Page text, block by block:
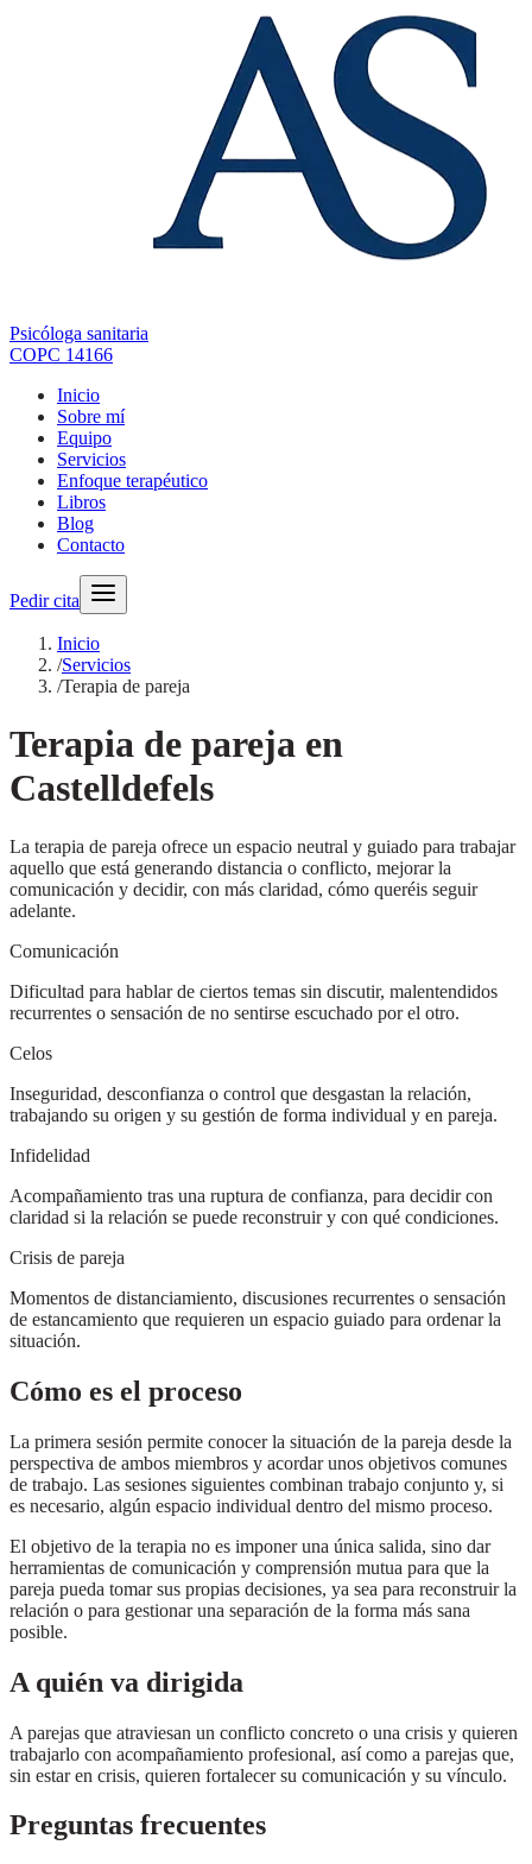
Psicóloga sanitaria
COPC 14166
Inicio
Sobre mí
Equipo
Servicios
Enfoque terapéutico
Libros
Blog
Contacto
Pedir cita
Inicio
/Servicios
/Terapia de pareja
Terapia de pareja en
Castelldefels
La terapia de pareja ofrece un espacio neutral y guiado para trabajar
aquello que está generando distancia o conflicto, mejorar la
comunicación y decidir, con más claridad, cómo queréis seguir
adelante.
Comunicación
Dificultad para hablar de ciertos temas sin discutir, malentendidos
recurrentes o sensación de no sentirse escuchado por el otro.
Celos
Inseguridad, desconfianza o control que desgastan la relación,
trabajando su origen y su gestión de forma individual y en pareja.
Infidelidad
Acompañamiento tras una ruptura de confianza, para decidir con
claridad si la relación se puede reconstruir y con qué condiciones.
Crisis de pareja
Momentos de distanciamiento, discusiones recurrentes o sensación
de estancamiento que requieren un espacio guiado para ordenar la
situación.
Cómo es el proceso
La primera sesión permite conocer la situación de la pareja desde la
perspectiva de ambos miembros y acordar unos objetivos comunes
de trabajo. Las sesiones siguientes combinan trabajo conjunto y, si
es necesario, algún espacio individual dentro del mismo proceso.
El objetivo de la terapia no es imponer una única salida, sino dar
herramientas de comunicación y comprensión mutua para que la
pareja pueda tomar sus propias decisiones, ya sea para reconstruir la
relación o para gestionar una separación de la forma más sana
posible.
A quién va dirigida
A parejas que atraviesan un conflicto concreto o una crisis y quieren
trabajarlo con acompañamiento profesional, así como a parejas que,
sin estar en crisis, quieren fortalecer su comunicación y su vínculo.
Preguntas frecuentes